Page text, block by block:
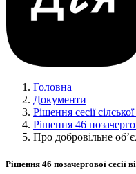
Головна
Документи
Рішення сесії
Рішення 46
Про добровільне
Рішення 46 позачергової сесії